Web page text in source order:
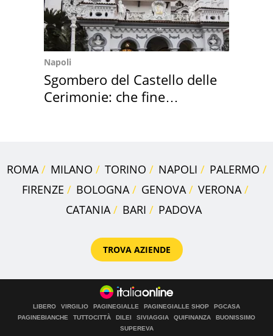
Napoli
Sgombero del Castello delle
Cerimonie: che fine
ROMA MILANO TORINO NAPOLI
PALERMO
FIRENZE
BOLOGNA GENOVA
VERONA
CATANIA
BARI PADOVA
TROVA AZIENDE
LIBERO VIRGILIO PAGINEGIALLE PAGINEGIALLE SHOP
PGCASA
PAGINEBIANCHE
TUTTOCITTÀ DILEI SIVIAGGIA QUIFINANZA
BUONISSIMO
SUPEREVA